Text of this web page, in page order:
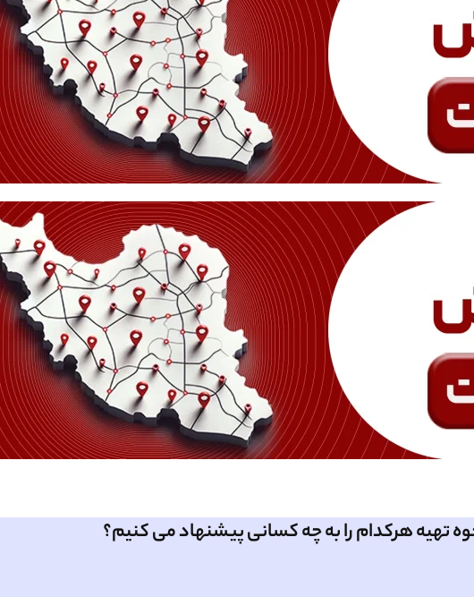
تهیه هرکدام را به چه کسانی پیشنهاد می کنیم؟